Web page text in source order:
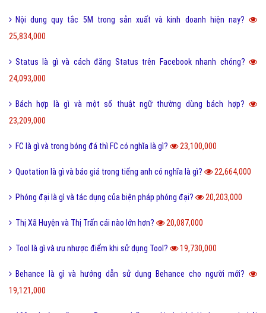
Nội dung quy tắc 5M trong sản xuất và kinh doanh hiện nay?
25,834,000
Status là gì và cách đăng Status trên Facebook nhanh chóng?
24,093,000
Bách hợp là gì và một số thuật ngữ thường dùng bách hợp?
23,209,000
FC là gì và trong bóng đá thì FC có nghĩa là gì? 23,100,000
Quotation là gì và báo giá trong tiếng anh có nghĩa là gì? 22,664,000
Phóng đại là gì và tác dụng của biện pháp phóng đại? 20,203,000
Thị Xã Huyện và Thị Trấn cái nào lớn hơn? 20,087,000
Tool là gì và ưu nhược điểm khi sử dụng Tool? 19,730,000
Behance là gì và hướng dẫn sử dụng Behance cho người mới?
19,121,000